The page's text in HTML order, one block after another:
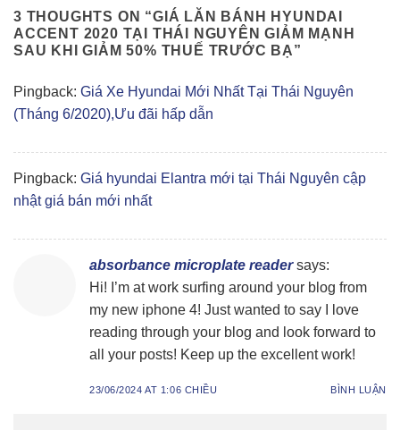
3 THOUGHTS ON “GIÁ LĂN BÁNH HYUNDAI
ACCENT 2020 TẠI THÁI NGUYÊN GIẢM MẠNH
SAU KHI GIẢM 50% THUẾ TRƯỚC BẠ”
Pingback: Giá Xe Hyundai Mới Nhất Tại Thái Nguyên
(Tháng 6/2020),Ưu đãi hấp dẫn
Pingback: Giá hyundai Elantra mới tại Thái Nguyên cập
nhật giá bán mới nhất
absorbance microplate reader says:
Hi! I’m at work surfing around your blog from
my new iphone 4! Just wanted to say I love
reading through your blog and look forward to
all your posts! Keep up the excellent work!
23/06/2024 AT 1:06 CHIỀU BÌNH LUẬN